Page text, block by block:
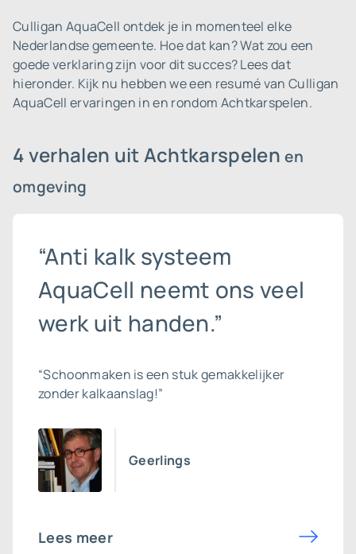
Culligan AquaCell ontdek je in momenteel elke
Nederlandse gemeente. Hoe dat kan? Wat zou een
goede verklaring zijn voor dit succes? Lees dat
hieronder. Kijk nu hebben we een resumé van Culligan
AquaCell ervaringen in en rondom Achtkarspelen.
4 verhalen uit Achtkarspelenen
omgeving
“Anti kalk systeem
AquaCell neemt ons veel
werk uit handen.”
“Schoonmaken is een stuk gemakkelijker
zonder kalkaanslag!”
Geerlings
Lees meer